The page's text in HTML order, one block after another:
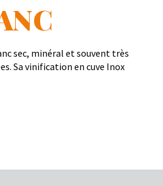
sec, minéral et souvent très
Sa vinification en cuve Inox